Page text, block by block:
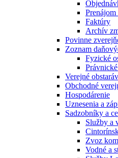
Faktúry
Archív
Povinne
Zoznam
Fyzické
Verejné
Obchodné
Hospodárenie
Uznesenia a
Sadzobníky a
Služby a
Zvoz
Vodné a